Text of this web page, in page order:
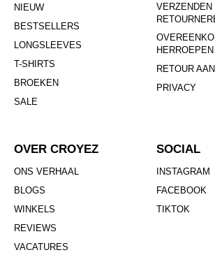
NIEUW
BESTSELLERS
LONGSLEEVES
T-SHIRTS
BROEKEN
SALE
VERZENDEN
HERROEPEN
RETOUR
PRIVACY
OVER CROYEZ
ONS VERHAAL
BLOGS
WINKELS
REVIEWS
VACATURES
SOCIAL
INSTAGRAM
FACEBOOK
TIKTOK